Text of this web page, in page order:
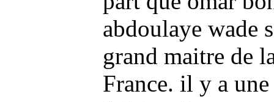
abdoulaye wade
grand maitre de
France. il y a